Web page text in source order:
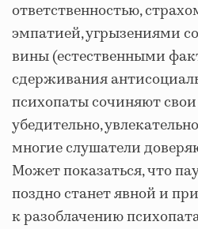
ответственностью,
эмпатией, угрызениями
вины (естественными
сдерживания
психопаты сочиняют
убедительно,
многие слушатели
Может показаться, что
поздно станет явной и
к разоблачению